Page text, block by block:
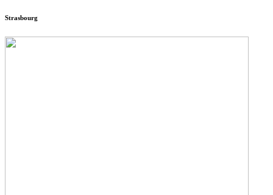
Strasbourg